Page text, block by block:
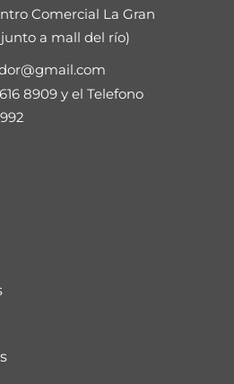
Comercial La Gran
a mall del río)
8909 y el Telefono